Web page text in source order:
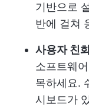
기반으로
반에 걸쳐
사용자 친
소프트웨
목하세요.
시보드가